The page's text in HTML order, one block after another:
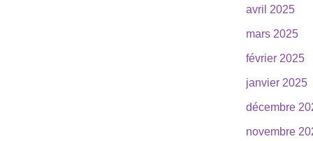
avril 2025
mars 2025
février 2025
janvier 2025
décembre
novembre